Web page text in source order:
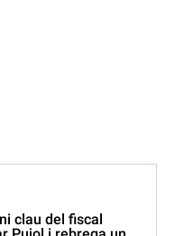
clau del fiscal